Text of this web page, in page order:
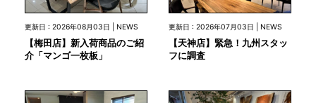
更新日 : 2026年08月03日 | NEWS
【梅田店】新入荷商品のご紹
介「マンゴ一枚板」
更新日 : 2026年07月03日 | NEWS
【天神店】緊急！九州スタッ
フに調査